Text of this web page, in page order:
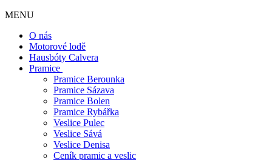
MENU
O nás
Motorové lodě
Hausbóty Calvera
Pramice
Pramice Berounka
Pramice Sázava
Pramice Bolen
Pramice Rybářka
Veslice Pulec
Veslice Sává
Veslice Denisa
Ceník pramic a veslic